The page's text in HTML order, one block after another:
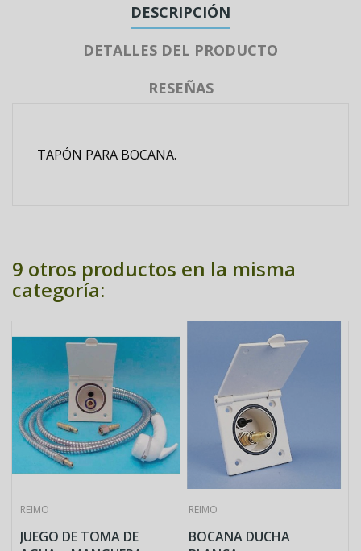
DESCRIPCIÓN
DETALLES DEL PRODUCTO
RESEÑAS
TAPÓN PARA BOCANA.
9 otros productos en la misma
categoría:
REIMO
JUEGO DE TOMA DE
REIMO
BOCANA DUCHA